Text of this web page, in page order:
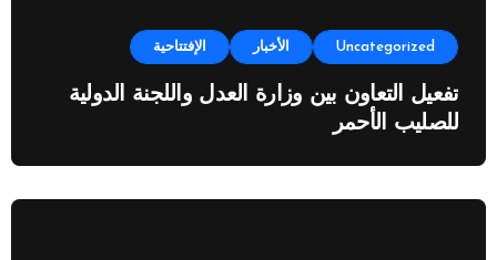
Uncategorized الأخبار الإفتتاحية
تفعيل التعاون بين وزارة العدل واللجنة الدولية
للصليب الأحمر